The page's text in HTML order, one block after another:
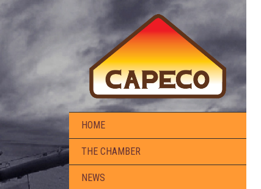
HOME
THE CHAMBER
NEWS